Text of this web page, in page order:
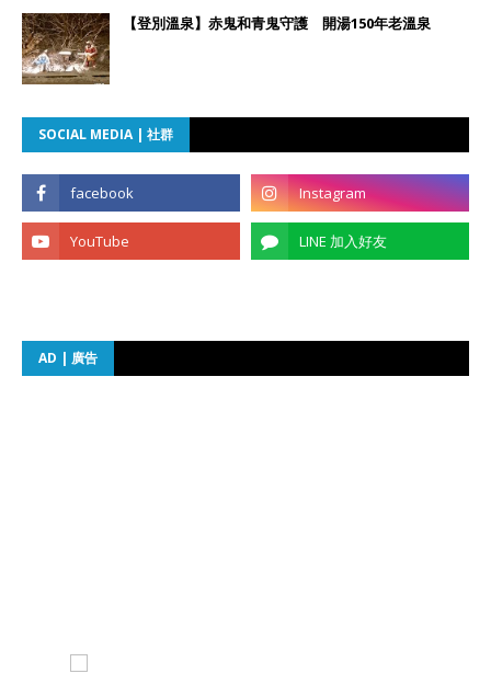
【登別溫泉】赤鬼和青鬼守護 開湯150年老溫泉
SOCIAL MEDIA | 社群
AD | 廣告